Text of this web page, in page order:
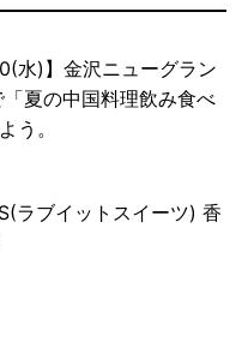
水)】金沢ニューグラン
「夏の中国料理飲み食べ
う。
ラブイットスイーツ) 香